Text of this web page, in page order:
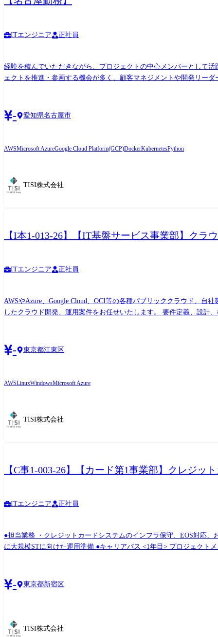
ITエンジニア 正社員
経験を積んでいただきながら、プロジェクトの中心メンバーとして
ェクトを推進・参画する機会が多く、顧客マネジメントや開発リー
境です。 ●担当業務 中部地区における重要顧客のプロジェクトにチームリーダー/プロジェクトマネージャーとして以下いづれかのプロジェクトにご参画頂きます。 【大規模PJ】輸出入に
関連する基幹業務システム再構築プロジェクト 【大規模PJ】鉄鋼
ス <入社～1年後> ・プロジェクトに開発スキルを向上するために既
- 愛知県名古屋市
AWSMicrosoft AzureGoogle Cloud Platform(GCP)DockerKubernetesPython
TISI株式会社
【I本1-013-26】【IT基盤サービス事業部】クラ
ITエンジニア 正社員
AWSやAzure、Google Cloud、OCI等の各種パブリッククラウド、自
したクラウド開発、運用案件をお任せいたします。 要件定義、設計
もあります。社外勉強会やユーザ会への自主的な参加も応援します。
- 東京都江東区
AWSLinuxWindowsMicrosoft Azure
TISI株式会社
【C事1-003-26】【カード第1事業部】クレジッ
ITエンジニア 正社員
●担当業務 ・クレジットカードシステムのインフラ保守、EOS対応
に大規模STに向けた運用準備 ●キャリアパス <1年目> プロジェクトメンバとして今までのインフラや運用知見を蓄積しつつ業務を幅広く対応 (インフラ観点での構築作業、または運用設
し、TISの幅広い業務の中からキャリアパスを見つけて、部外へ異動
- 東京都新宿区
TISI株式会社